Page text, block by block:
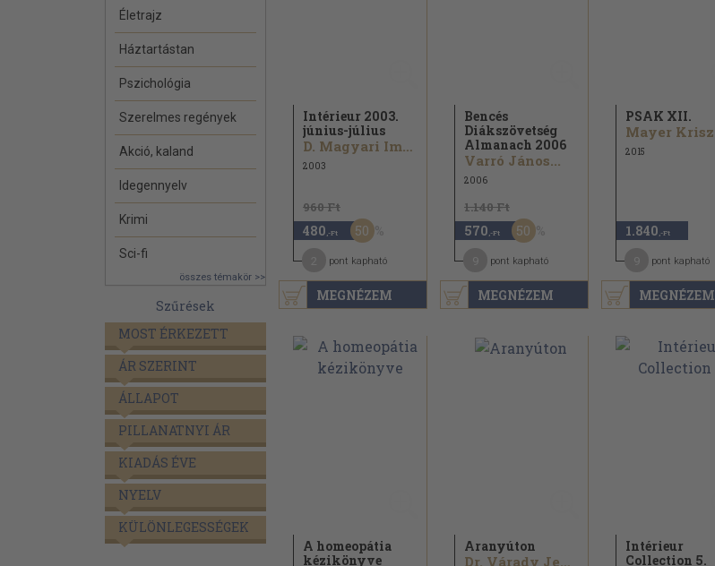
Életrajz
Háztartástan
Pszichológia
Szerelmes regények
Akció, kaland
Idegennyelv
Krimi
Sci-fi
összes témakör >>
Szűrések
MOST ÉRKEZETT
ÁR SZERINT
ÁLLAPOT
PILLANATNYI ÁR
KIADÁS ÉVE
NYELV
KÜLÖNLEGESSÉGEK
MEGNÉZEM
Intérieur 2003.
június-július
D. Magyari Imre...
2003
960 Ft
480 ,-Ft 50
pont kapható
MEGNÉZEM
Bencés
Diákszövetség
Almanach 2006
Varró János...
2006
1.140 Ft
570 ,-Ft 50
pont kapható
MEGNÉZEM
PSAK XII.
2015
1.840 ,-Ft
pont kapható
A homeopátia
kézikönyve
Aranyúton
Dr. Várady Jenő...
Intérieur
Collection 5.